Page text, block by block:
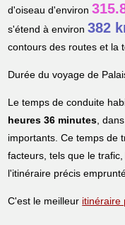
d'oiseau d'environ
s'étend à environ382
contours des routes et la
Durée du voyage de
Le temps de conduite
heures 36 minutes,
importants. Ce temps de
facteurs, tels que le
l'itinéraire précis
C'est le meilleur itinéraire